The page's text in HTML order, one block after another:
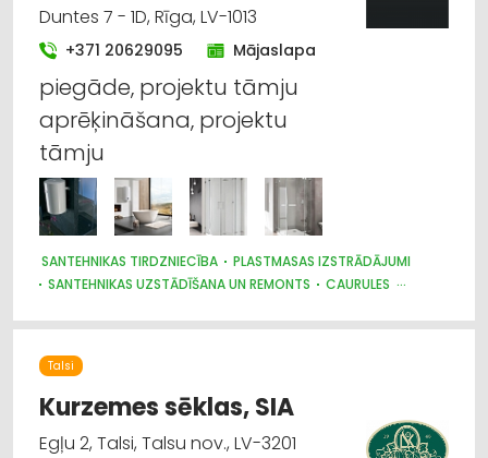
Duntes 7 - 1D, Rīga, LV-1013
+371 20629095 Mājaslapa
piegāde, projektu tāmju
aprēķināšana, projektu
tāmju
SANTEHNIKAS TIRDZNIECĪBA
PLASTMASAS IZSTRĀDĀJUMI
SANTEHNIKAS UZSTĀDĪŠANA UN REMONTS
CAURULES
SILTUMAPGĀDE UN SILTUMTĪKLI
BŪVMATERIĀLU, BŪVKONSTRUKCIJU TIRDZNIECĪBA
SŪKŅI, PUMPJI, VĀRSTI, VENTIĻI
SILTUMTEHNIKA, APKURES IEKĀRTAS
CELTNIECĪBAS UN REMONTA DARBI
INTERNETVEIKALI, E-KOMERCIJA
Talsi
Kurzemes sēklas, SIA
Egļu 2, Talsi, Talsu nov., LV-3201